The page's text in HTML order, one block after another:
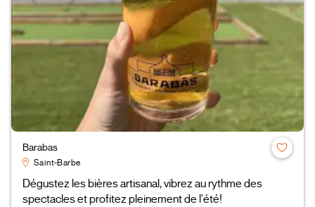
Barabas
Saint-Barbe
Dégustez les bières artisanal, vibrez au rythme des
spectacles et profitez pleinement de l'été!